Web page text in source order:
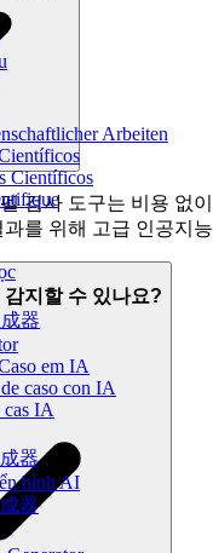
Arbeiten
Científicos
器
em IA
caso con IA
cas IA
器
hình AI
器
검사 도구는 비용 없
를 위해 고급 인공지
지할 수 있나요?